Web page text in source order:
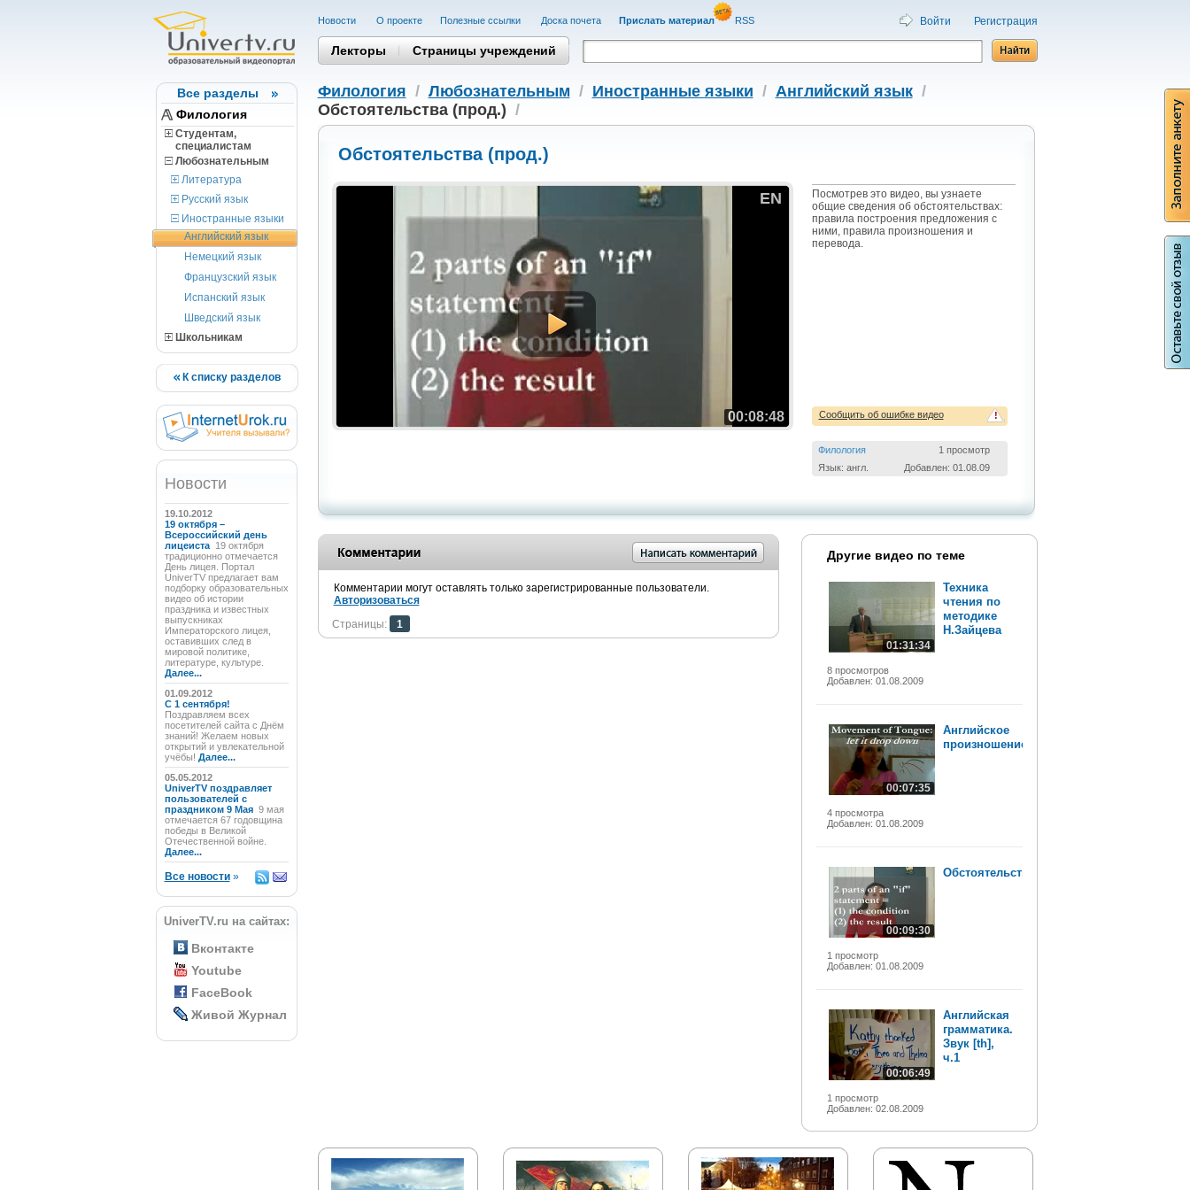
Все разделы
Филология
Студентам,
cпециалистам
Любознательным
Литература
Русский язык
Иностранные языки
Английский язык
Немецкий язык
Французский язык
Испанский язык
Шведский язык
Школьникам
К списку разделов
Новости
19.10.2012
19 октября –
Всероссийский день
лицеиста 19 октября
традиционно отмечается
День лицея. Портал
UniverTV предлагает вам
подборку образовательных
видео об истории
праздника и известных
выпускниках
Императорского лицея,
оставивших след в
мировой политике,
литературе, культуре.
Далее...
01.09.2012
C 1 сентября!
Поздравляем всех
посетителей сайта с Днём
знаний! Желаем новых
открытий и увлекательной
учёбы! Далее...
05.05.2012
UniverTV поздравляет
пользователей с
праздником 9 Мая 9 мая
отмечается 67 годовщина
победы в Великой
Отечественной войне.
Далее...
Все новости»
UniverTV.ru на сайтах:
Вконтакте
Youtube
FaceBook
Живой Журнал
Новости О проекте Полезные cсылки Доска почета Прислать материал RSS Войти Регистрация
Лекторы Страницы учреждений
Филология / Любознательным / Иностранные языки / Английский язык/
Обстоятельства (прод.) /
Обстоятельства (прод.)
EN
00:08:48
Посмотрев это видео, вы узнаете
общие сведения об обстоятельствах:
правила построения предложения с
ними, правила произношения и
перевода.
!
Сообщить об ошибке видео
Филология
1 просмотр
Язык: англ.
Добавлен: 01.08.09
Комментарии могут оставлять только зарегистрированные пользователи.
Авторизоваться
Страницы:
1
Другие видео по теме
01:31:34
8 просмотров
Добавлен: 01.08.2009
Техника
чтения по
методике
Н.Зайцева
00:07:35
4 просмотра
Добавлен: 01.08.2009
Английское
произношение
00:09:30
1 просмотр
Добавлен: 01.08.2009
Обстоятельства
00:06:49
1 просмотр
Добавлен: 02.08.2009
Английская
грамматика.
Звук [th],
ч.1